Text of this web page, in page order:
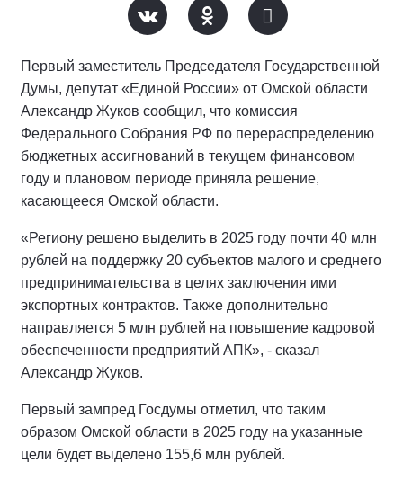
Первый заместитель Председателя Государственной
Думы, депутат «Единой России» от Омской области
Александр Жуков сообщил, что комиссия
Федерального Собрания РФ по перераспределению
бюджетных ассигнований в текущем финансовом
году и плановом периоде приняла решение,
касающееся Омской области.
«Региону решено выделить в 2025 году почти 40 млн
рублей на поддержку 20 субъектов малого и среднего
предпринимательства в целях заключения ими
экспортных контрактов. Также дополнительно
направляется 5 млн рублей на повышение кадровой
обеспеченности предприятий АПК», - сказал
Александр Жуков.
Первый зампред Госдумы отметил, что таким
образом Омской области в 2025 году на указанные
цели будет выделено 155,6 млн рублей.